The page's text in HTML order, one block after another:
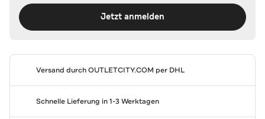
Jetzt anmelden
Versand durchOUTLETCITY.COM per DHL
Schnelle Lieferung in 1-3 Werktagen